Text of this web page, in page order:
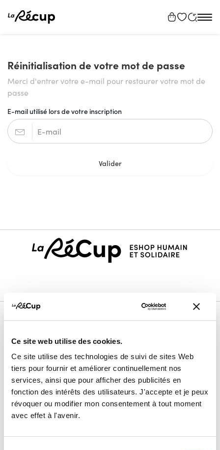
Ce site web utilise des cookies.
Ce site utilise des technologies de suivi de sites Web
tiers pour fournir et améliorer continuellement nos
services, ainsi que pour afficher des publicités en
fonction des intérêts des utilisateurs. J'accepte et je peux
révoquer ou modifier mon consentement à tout moment
avec effet à l'avenir.
Réinitialisation de votre mot de passe
Merci d'entrer votre e-mail pour restaurer votre mot de
passe
E-mail utilisé lors de votre inscription
Valider
Notre modèle coopératif
Notre garantie qualité
Devenir vendeur
Maison & Déco
Mode